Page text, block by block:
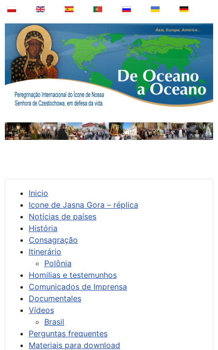
Inicio
Icone de Jasna Gora – réplica
Notícias de países
História
Consagração
Itinerário
Polônia
Homilias e testemunhos
Comunicados de Imprensa
Documentales
Vídeos
Brasil
Perguntas frequentes
Materiais para download